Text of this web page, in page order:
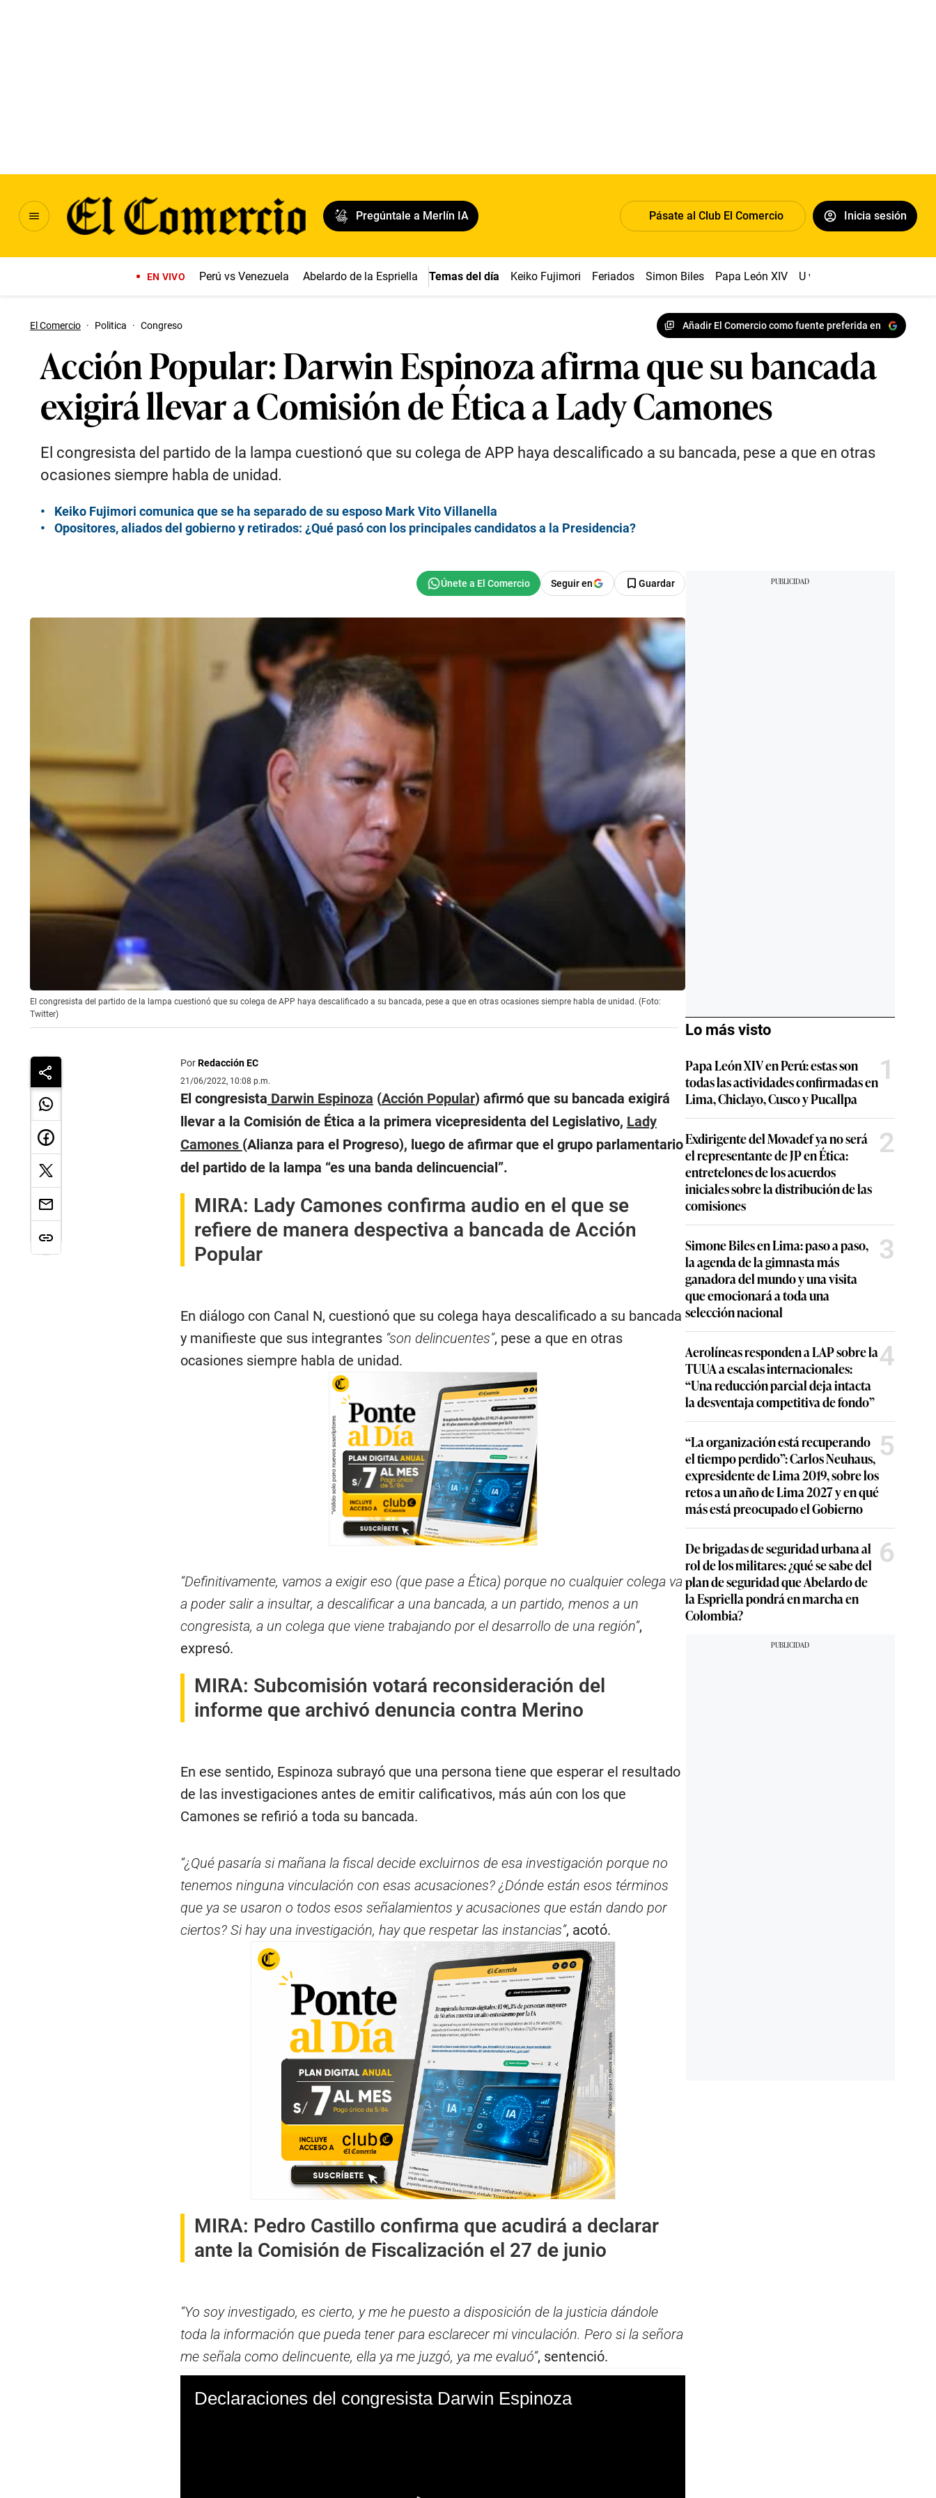
Pregúntale a Merlín IA Pásate al Club El Comercio Inicia sesión
EN VIVO Perú vs Venezuela Abelardo de la Espriella Temas del día Keiko Fujimori Feriados Simon Biles Papa León XIV U vs Cristal
El Comercio · Politica · Congreso Añadir El Comercio como fuente preferida en
Acción Popular: Darwin Espinoza afirma que su bancada
exigirá llevar a Comisión de Ética a Lady Camones
El congresista del partido de la lampa cuestionó que su colega de APP haya descalificado a su bancada, pese a que en otras
ocasiones siempre habla de unidad.
Keiko Fujimori comunica que se ha separado de su esposo Mark Vito Villanella
Opositores, aliados del gobierno y retirados: ¿Qué pasó con los principales candidatos a la Presidencia?
Seguir en Guardar
El congresista del partido de la lampa cuestionó que su colega de APP haya descalificado a su bancada, pese a que en otras ocasiones siempre habla de unidad. (Foto:
Twitter)
PorRedacción EC
21/06/2022, 10:08 p.m.
El congresista Darwin Espinoza (Acción Popular) afirmó que su bancada exigirá
llevar a la Comisión de Ética a la primera vicepresidenta del Legislativo, Lady
Camones (Alianza para el Progreso), luego de afirmar que el grupo parlamentario
del partido de la lampa “es una banda delincuencial”.
MIRA: Lady Camones confirma audio en el que se
refiere de manera despectiva a bancada de Acción
Popular
En diálogo con Canal N, cuestionó que su colega haya descalificado a su bancada
y manifieste que sus integrantes “son delincuentes”, pese a que en otras
ocasiones siempre habla de unidad.
“Definitivamente, vamos a exigir eso (que pase a Ética) porque no cualquier colega va
a poder salir a insultar, a descalificar a una bancada, a un partido, menos a un
congresista, a un colega que viene trabajando por el desarrollo de una región”,
expresó.
MIRA: Subcomisión votará reconsideración del
informe que archivó denuncia contra Merino
En ese sentido, Espinoza subrayó que una persona tiene que esperar el resultado
de las investigaciones antes de emitir calificativos, más aún con los que
Camones se refirió a toda su bancada.
“¿Qué pasaría si mañana la fiscal decide excluirnos de esa investigación porque no
tenemos ninguna vinculación con esas acusaciones? ¿Dónde están esos términos
que ya se usaron o todos esos señalamientos y acusaciones que están dando por
ciertos? Si hay una investigación, hay que respetar las instancias”, acotó.
MIRA: Pedro Castillo confirma que acudirá a declarar
ante la Comisión de Fiscalización el 27 de junio
“Yo soy investigado, es cierto, y me he puesto a disposición de la justicia dándole
toda la información que pueda tener para esclarecer mi vinculación. Pero si la señora
me señala como delincuente, ella ya me juzgó, ya me evaluó”, sentenció.
Declaraciones del congresista Darwin Espinoza
Lo más visto
Papa León XIV en Perú: estas son
todas las actividades confirmadas en
Lima, Chiclayo, Cusco y Pucallpa
1
Exdirigente del Movadef ya no será
el representante de JP en Ética:
entretelones de los acuerdos
iniciales sobre la distribución de las
comisiones
2
Simone Biles en Lima: paso a paso,
la agenda de la gimnasta más
ganadora del mundo y una visita
que emocionará a toda una
selección nacional
3
Aerolíneas responden a LAP sobre la
TUUA a escalas internacionales:
“Una reducción parcial deja intacta
la desventaja competitiva de fondo”
4
“La organización está recuperando
el tiempo perdido”: Carlos Neuhaus,
expresidente de Lima 2019, sobre los
retos a un año de Lima 2027 y en qué
más está preocupado el Gobierno
5
De brigadas de seguridad urbana al
rol de los militares: ¿qué se sabe del
plan de seguridad que Abelardo de
la Espriella pondrá en marcha en
Colombia?
6